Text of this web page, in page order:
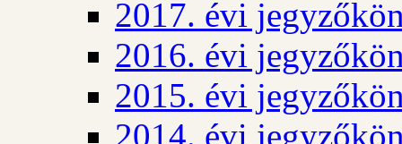
2017. évi
2016. évi
2015. évi
2014. évi